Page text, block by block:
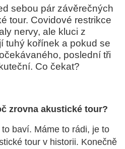
sebou pár závěrečných
tour. Covidové restrikce
nervy, ale kluci z
tuhý kořínek a pokud se
poslední tři
Co čekat?
zrovna akustické tour?
baví. Máme to rádi, je to
tour v historii. Konečně